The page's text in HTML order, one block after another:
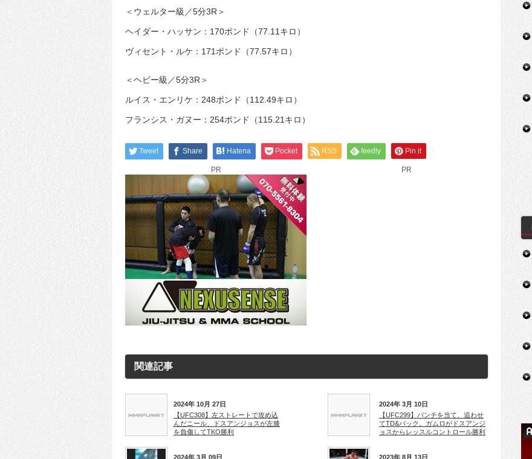
＜ウェルター級／5分3R＞
ヘイダー・ハッサン：170ポンド（77.11キロ）
ヴィセント・ルケ：171ポンド（77.57キロ）
＜ヘビー級／5分3R＞
ルイス・エンリケ：248ポンド（112.49キロ）
フランシス・ガヌー：254ポンド（115.21キロ）
Tweet Share Hatena Pocket RSS feedly Pin it
PR PR
関連記事
2024年 10月 27日
【UFC308】左ストレートで攻め込
んだニール、ドスアンジョスが左膝
を負傷してTKO勝利
2024年 3月 10日
【UFC299】パンチを当て、追わせ
てTD&バック。ガムロがドスアンジ
ョスからレッスルコントロール勝利
2024年 3月 09日 2023年 8月 13日